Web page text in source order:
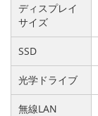
ディスプレイ
サイズ
SSD
光学ドライブ
無線LAN